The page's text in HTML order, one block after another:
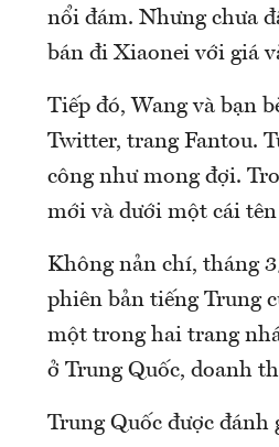
nổi đám. Nhưng chưa
bán đi Xiaonei với giá
Tiếp đó, Wang và bạn
Twitter, trang Fantou.
công như mong đợi.
mới và dưới một cái
Không nản chí, tháng
phiên bản tiếng Trung
một trong hai trang
ở Trung Quốc, doanh
Trung Quốc được